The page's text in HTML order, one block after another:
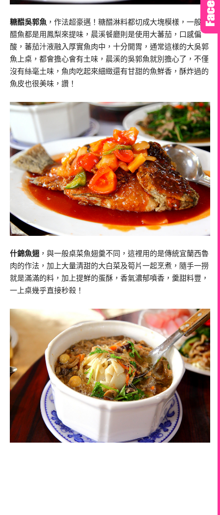
糖醋吳郭魚 ， 作法超豪邁！糖醋淋料都切成大塊模樣，一般糖
醋魚都是用鳳梨來提味，晨溪餐廳則是使用大蕃茄，口感偏
酸，蕃茄汁液融入厚實魚肉中，十分開胃，通常這樣的大吳郭
魚上桌，都會擔心會有土味，晨溪的吳郭魚就別擔心了，不僅
沒有絲毫土味，魚肉吃起來細緻還有甘甜的魚鮮香，酥炸過的
魚皮也很美味，讚！
什錦魚翅 ，與一般桌菜魚翅羹不同，這裡用的是傳統宜蘭西魯
肉的作法，加上大量清甜的大白菜及筍片一起烹煮， 隨手一撈
就是滿滿的料，加上提鮮的蛋酥，香氣濃郁噴香，羹甜料豐，
一上桌幾乎直接秒殺！